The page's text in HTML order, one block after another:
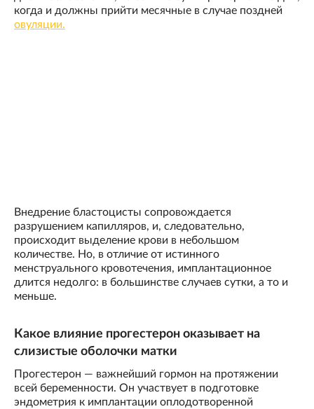
когда и должны прийти месячные в случае поздней
овуляции.
Внедрение бластоцисты сопровождается
разрушением капилляров, и, следовательно,
происходит выделение крови в небольшом
количестве. Но, в отличие от истинного
менструального кровотечения, имплантационное
длится недолго: в большинстве случаев сутки, а то и
меньше.
Какое влияние прогестерон оказывает на
слизистые оболочки матки
Прогестерон — важнейший гормон на протяжении
всей беременности. Он участвует в подготовке
эндометрия к имплантации оплодотворенной